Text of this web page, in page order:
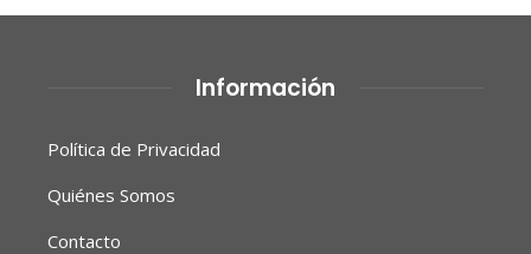
Información
Política de Privacidad
Quiénes Somos
Contacto